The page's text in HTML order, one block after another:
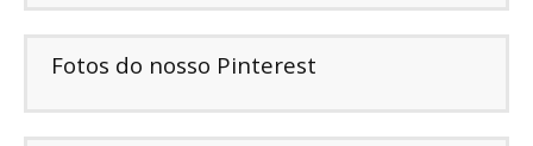
Fotos do nosso Pinterest